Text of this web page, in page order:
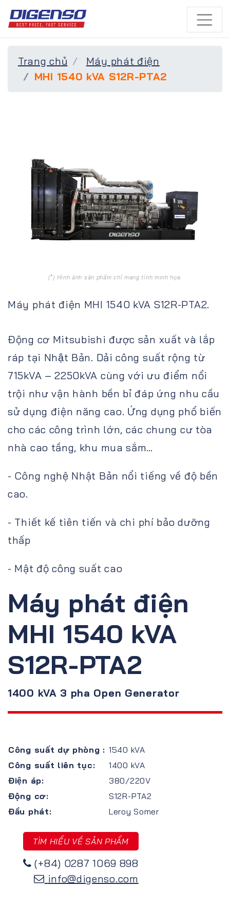
Trang chủ
Máy phát điện
MHI 1540 kVA S12R-PTA2
(*) Hình ảnh sản phẩm chỉ mang tính minh họa.
Máy phát điện MHI 1540 kVA S12R-PTA2.
Động cơ Mitsubishi được sản xuất và lắp
ráp tại Nhật Bản. Dải công suất rộng từ
715kVA – 2250kVA cùng với ưu điểm nổi
trội như vận hành bền bỉ đáp ứng nhu cầu
sử dụng điện năng cao. Ứng dụng phổ biến
cho các công trình lớn, các chung cư tòa
nhà cao tầng, khu mua sắm…
- Công nghệ Nhật Bản nổi tiếng về độ bền
cao.
- Thiết kế tiên tiến và chi phí bảo dưỡng
thấp
- Mật độ công suất cao
Máy phát điện
MHI 1540 kVA
S12R-PTA2
1400 kVA 3 pha Open Generator
Công suất dự phòng : 1540 kVA
Công suất liên tục:
1400 kVA
Điện áp:
380/220V
Động cơ:
S12R-PTA2
Đầu phát:
Leroy Somer
TÌM HIỂU VỀ SẢN PHẨM
(+84) 0287 1069 898
info@digenso.com